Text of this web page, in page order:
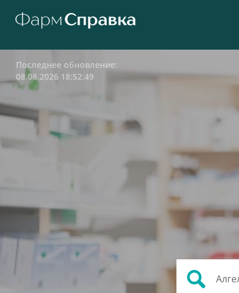
Последнее обновление:
08.08.2026 18:52:49